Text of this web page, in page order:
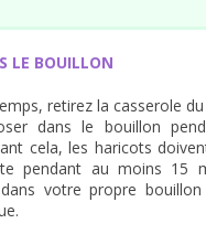
LE BOUILLON
retirez la casserole
dans le bouillon
cela, les haricots
pendant au moins 15
votre propre